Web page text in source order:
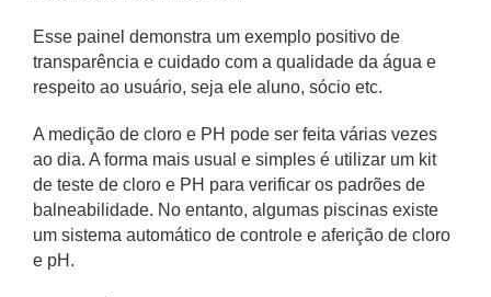
Esse painel demonstra um exemplo positivo de
transparência e cuidado com a qualidade da água e
respeito ao usuário, seja ele aluno, sócio etc.
A medição de cloro e PH pode ser feita várias vezes
ao dia. A forma mais usual e simples é utilizar um kit
de teste de cloro e PH para verificar os padrões de
balneabilidade. No entanto, algumas piscinas existe
um sistema automático de controle e aferição de cloro
e pH.